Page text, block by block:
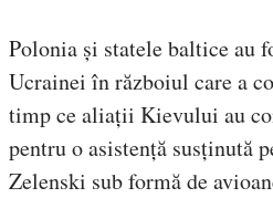
Polonia și statele baltice au
Ucrainei în războiul care a
timp ce aliații Kievului au
pentru o asistență susținută
Zelenski sub formă de